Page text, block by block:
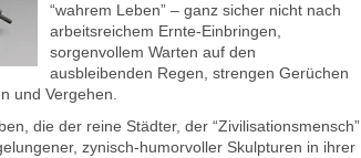
“wahrem Leben” – ganz sicher nicht nach
arbeitsreichem Ernte-Einbringen,
sorgenvollem Warten auf den
ausbleibenden Regen, strengen Gerüchen
und Vergehen.
die der reine Städter, der “Zivilisationsmensch”
zynisch-humorvoller Skulpturen in ihrer